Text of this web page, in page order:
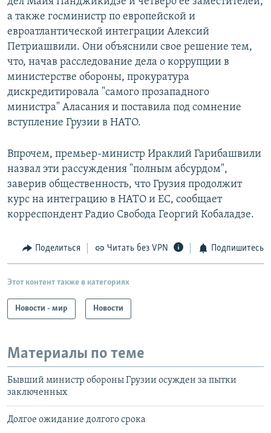
а также госминистр по европейской и
евроатлантической интеграции Алексий
Петриашвили. Они объяснили свое решение тем,
что, начав расследование дела о коррупции в
министерстве обороны, прокуратура
дискредитировала "самого прозападного
министра" Аласания и поставила под сомнение
вступление Грузии в НАТО.
Впрочем, премьер-министр Ираклий Гарибашвили
назвал эти рассуждения "полным абсурдом",
заверив общественность, что Грузия продолжит
курс на интеграцию в НАТО и ЕС, сообщает
корреспондент Радио Свобода Георгий Кобаладзе.
Поделиться Читать без VPN Подпишитесь
Этот контент также в категориях
Новости - мир Новости
Материалы по теме
Бывший министр обороны Грузии осужден за пытки
заключенных
Долгое ожидание долгого срока